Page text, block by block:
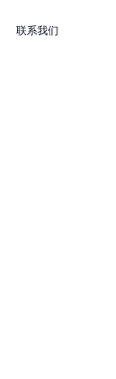
联系我们